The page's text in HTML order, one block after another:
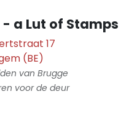
a Lut of Stamps
17
(BE)
van Brugge
voor de deur